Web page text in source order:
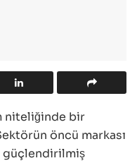
niteliğinde bir
öncü markası
güçlendirilmiş